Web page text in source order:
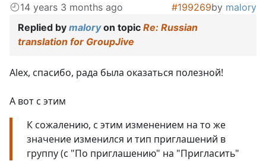
14 years 3 months ago #199269by malory
Replied by maloryon topic Re: Russian
translation for GroupJive
Alex, спасибо, рада была оказаться полезной!
А вот с этим
К сожалению, с этим изменением на то же
значение изменился и тип приглашений в
группу (с "По приглашению" на "Пригласить"